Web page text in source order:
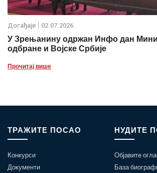
Дoгађаjи 02.07.2026.
У Зрењанину одржан Инфо дан
одбране и Војске Србије
Прочитај више
ТРАЖИТЕ ПОСАО
Конкурси
Документи
НУДИТЕ
Објавите
База